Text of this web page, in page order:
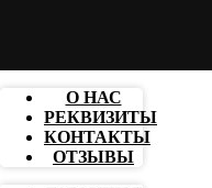
О НАС
РЕКВИЗИТЫ
КОНТАКТЫ
ОТЗЫВЫ